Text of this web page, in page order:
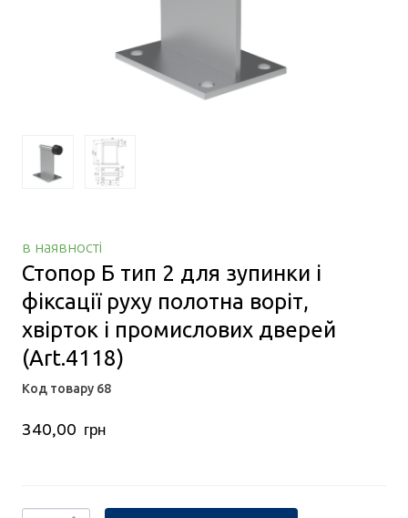
в наявності
Стопор Б тип 2 для зупинки і
фіксації руху полотна воріт,
хвірток і промислових дверей
(Art.4118)
Код товару 68
340,00  грн